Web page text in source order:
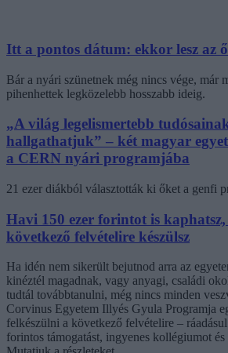
Itt a pontos dátum: ekkor lesz az
Bár a nyári szünetnek még nincs vége, már
pihenhettek legközelebb hosszabb ideig.
„A világ legelismertebb
hallgathatjuk” – két magyar
a CERN nyári programjába
21 ezer diákból választották ki őket a genfi
Havi 150 ezer forintot is kaphatsz,
következő felvételire készülsz
Ha idén nem sikerült bejutnod arra az
kinéztél magadnak, vagy anyagi, családi
tudtál továbbtanulni, még nincs minden
Corvinus Egyetem Illyés Gyula Programja
felkészülni a következő felvételire –
forintos támogatást, ingyenes kollégiumot és